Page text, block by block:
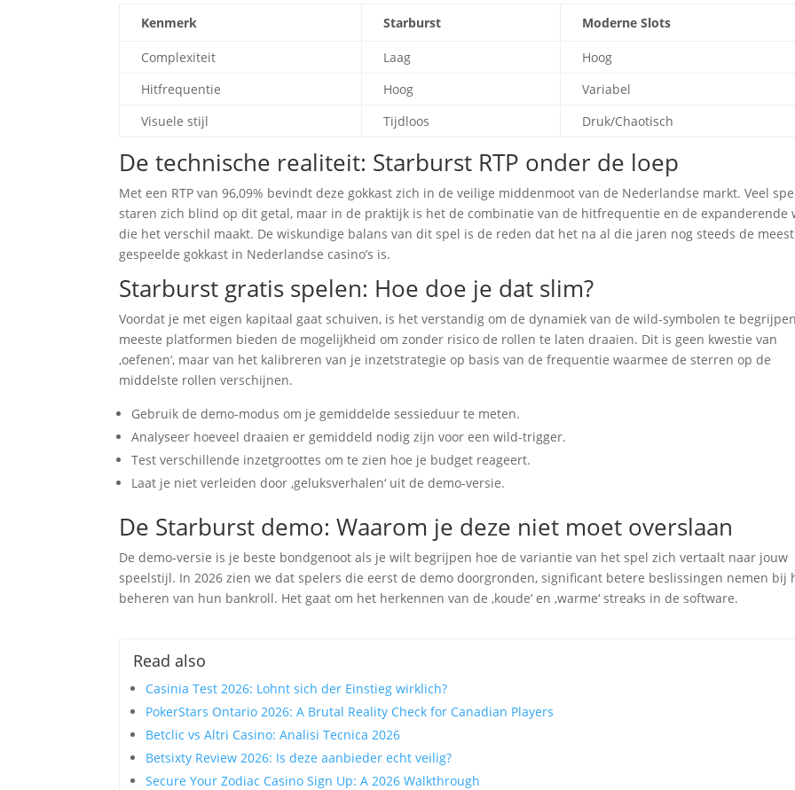
Kenmerk Starburst Moderne Slots
Complexiteit Laag
Hoog
Hitfrequentie
Hoog
Variabel
Visuele stijl
Tijdloos Druk/Chaotisch
De technische realiteit: Starburst RTP onder de loep
Met een RTP van 96,09% bevindt deze gokkast zich in de veilige middenmoot van de Nederlandse markt. Veel
staren zich blind op dit getal, maar in de praktijk is het de combinatie van de hitfrequentie en de expanderende
die het verschil maakt. De wiskundige balans van dit spel is de reden dat het na al die jaren nog steeds de meest
gespeelde gokkast in Nederlandse casino’s is.
Starburst gratis spelen: Hoe doe je dat slim?
Voordat je met eigen kapitaal gaat schuiven, is het verstandig om de dynamiek van de wild-symbolen te
meeste platformen bieden de mogelijkheid om zonder risico de rollen te laten draaien. Dit is geen kwestie van
‚oefenen‘, maar van het kalibreren van je inzetstrategie op basis van de frequentie waarmee de sterren op de
middelste rollen verschijnen.
Gebruik de demo-modus om je gemiddelde sessieduur te meten.
Analyseer hoeveel draaien er gemiddeld nodig zijn voor een wild-trigger.
Test verschillende inzetgroottes om te zien hoe je budget reageert.
Laat je niet verleiden door ‚geluksverhalen‘ uit de demo-versie.
De Starburst demo: Waarom je deze niet moet overslaan
De demo-versie is je beste bondgenoot als je wilt begrijpen hoe de variantie van het spel zich vertaalt naar jouw
speelstijl. In 2026 zien we dat spelers die eerst de demo doorgronden, significant betere beslissingen nemen bij
beheren van hun bankroll. Het gaat om het herkennen van de ‚koude‘ en ‚warme‘ streaks in de software.
Read also
Casinia Test 2026: Lohnt sich der Einstieg wirklich?
PokerStars Ontario 2026: A Brutal Reality Check for Canadian Players
Betclic vs Altri Casino: Analisi Tecnica 2026
Betsixty Review 2026: Is deze aanbieder echt veilig?
Secure Your Zodiac Casino Sign Up: A 2026 Walkthrough